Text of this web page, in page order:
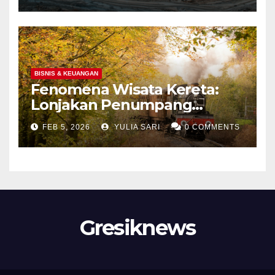
BISNIS & KEUANGAN
Fenomena Wisata Kereta:
Lonjakan Penumpang
Panoramic di Jawa dan
Upaya Menghidupkan
Kembali Jalur Bersejarah di
FEB 5, 2026 YULIA SARI 0 COMMENTS
Gresiknews